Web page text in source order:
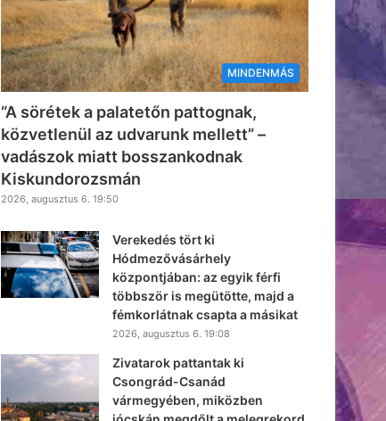
MINDENMÁS
“A sörétek a palatetőn pattognak,
közvetlenül az udvarunk mellett” –
vadászok miatt bosszankodnak
Kiskundorozsmán
2026, augusztus 6. 19:50
Verekedés tört ki
Hódmezővásárhely
központjában: az egyik férfi
többször is megütötte, majd a
fémkorlátnak csapta a másikat
2026, augusztus 6. 19:08
Zivatarok pattantak ki
Csongrád-Csanád
vármegyében, miközben